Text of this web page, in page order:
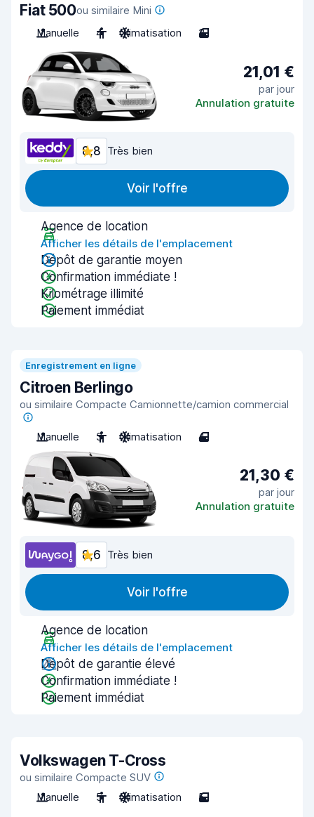
Fiat 500ou similaire Mini
Manuelle
4 Climatisation 3
21,01 €
par jour
Annulation gratuite
8,8 Très bien
Voir l'offre
Agence de location
Afficher les détails de l'emplacement
Dépôt de garantie moyen
Confirmation immédiate !
Kilométrage illimité
Paiement immédiat
Enregistrement en ligne
Citroen Berlingo
ou similaire Compacte Camionnette/camion commercial
Manuelle 3 Climatisation 4
21,30 €
par jour
Annulation gratuite
8,6 Très bien
Voir l'offre
Agence de location
Afficher les détails de l'emplacement
Dépôt de garantie élevé
Confirmation immédiate !
Paiement immédiat
Volkswagen T-Cross
ou similaire Compacte SUV
Manuelle
5 Climatisation 5